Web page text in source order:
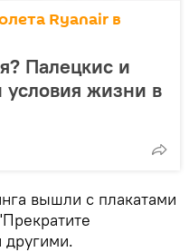
Ryanair в
Палецкис и
условия жизни в
вышли с плакатами
другими.